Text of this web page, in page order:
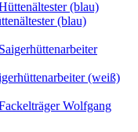
(blau)
(weiß)
Wolfgang